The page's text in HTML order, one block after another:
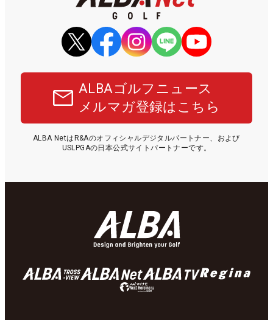
ALBAゴルフニュース
メルマガ登録はこちら
ALBA NetはR&Aのオフィシャルデジタルパートナー、および
USLPGAの日本公式サイトパートナーです。